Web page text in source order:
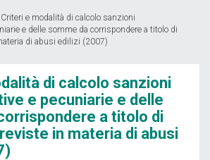
Criteri e modalità di calcolo sanzioni
e delle somme da corrispondere a titolo di
di abusi edilizi (2007)
di calcolo sanzioni
e pecuniarie e delle
a titolo di
in materia di abusi